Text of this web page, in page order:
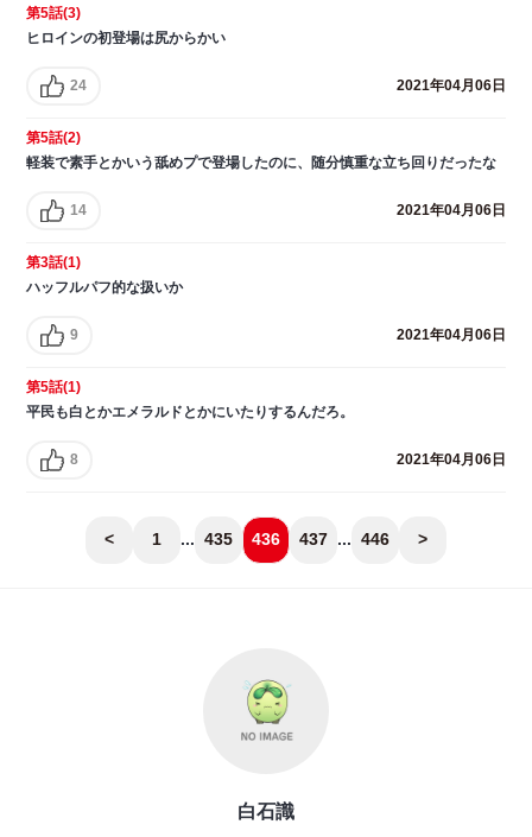
第5話(3)
ヒロインの初登場は尻からかい
24 2021年04月06日
第5話(2)
軽装で素手とかいう舐めプで登場したのに、随分慎重な立ち回りだったな
14 2021年04月06日
第3話(1)
ハッフルパフ的な扱いか
9 2021年04月06日
第5話(1)
平民も白とかエメラルドとかにいたりするんだろ。
8 2021年04月06日
< 1 ... 435 436 437 ... 446 >
白石識